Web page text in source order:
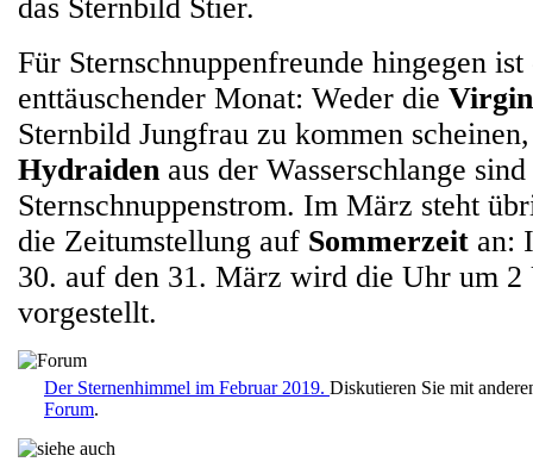
das Sternbild Stier.
Für Sternschnuppenfreunde hingegen
enttäuschender Monat: Weder die
Sternbild Jungfrau zu kommen
Hydraiden aus der Wasserschlange
Sternschnuppenstrom. Im März steht
die Zeitumstellung auf Sommerzeit an:
30. auf den 31. März wird die Uhr um 2
vorgestellt.
Der Sternenhimmel im Februar 2019. Diskutieren Sie mit
Forum.